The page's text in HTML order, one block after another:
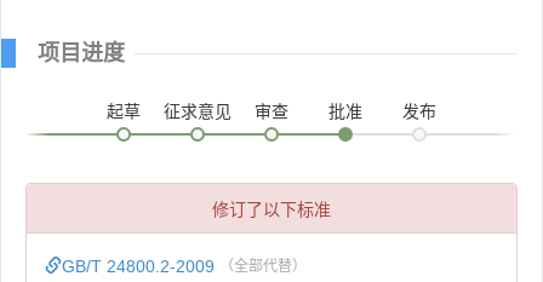
项目进度
起草 征求意见 审查 批准 发布
修订了以下标准
GB/T 24800.2-2009 （全部代替）